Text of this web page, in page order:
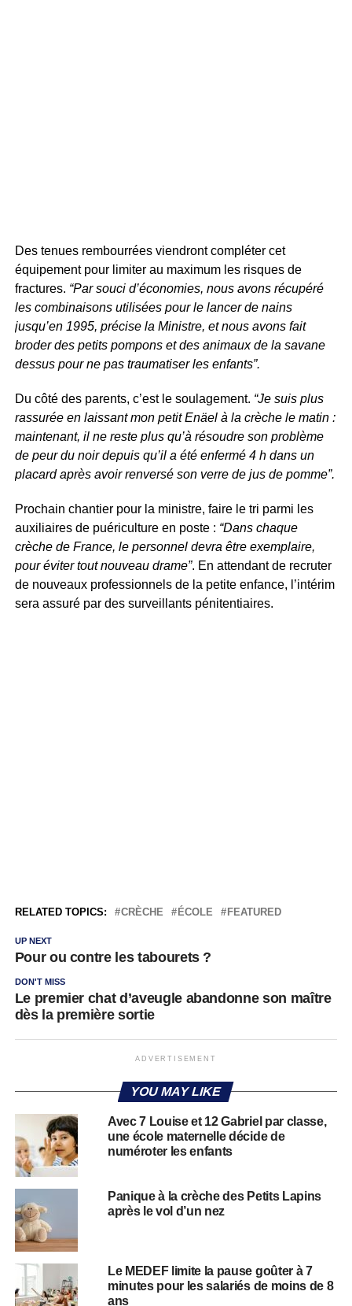
Des tenues rembourrées viendront compléter cet
équipement pour limiter au maximum les risques de
fractures. “Par souci d’économies, nous avons récupéré
les combinaisons utilisées pour le lancer de nains
jusqu’en 1995, précise la Ministre, et nous avons fait
broder des petits pompons et des animaux de la savane
dessus pour ne pas traumatiser les enfants”.
Du côté des parents, c’est le soulagement. “Je suis plus
rassurée en laissant mon petit Enäel à la crèche le matin :
maintenant, il ne reste plus qu’à résoudre son problème
de peur du noir depuis qu’il a été enfermé 4 h dans un
placard après avoir renversé son verre de jus de pomme”.
Prochain chantier pour la ministre, faire le tri parmi les
auxiliaires de puériculture en poste : “Dans chaque
crèche de France, le personnel devra être exemplaire,
pour éviter tout nouveau drame”. En attendant de recruter
de nouveaux professionnels de la petite enfance, l’intérim
sera assuré par des surveillants pénitentiaires.
RELATED TOPICS: CRÈCHE ÉCOLE FEATURED
UP NEXT
Pour ou contre les tabourets ?
DON'T MISS
Le premier chat d’aveugle abandonne son maître
dès la première sortie
ADVERTISEMENT
YOU MAY LIKE
Avec 7 Louise et 12 Gabriel par classe,
une école maternelle décide de
numéroter les enfants
Panique à la crèche des Petits Lapins
après le vol d’un nez
Le MEDEF limite la pause goûter à 7
minutes pour les salariés de moins de 8
ans